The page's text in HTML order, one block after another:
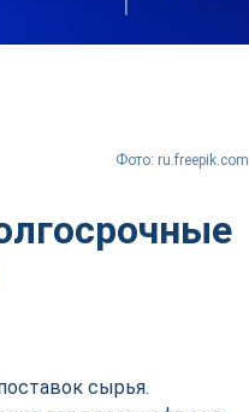
Фото: ru.freepik.com
сырья.